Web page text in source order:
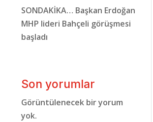
SONDAKİKA… Başkan Erdoğan
MHP lideri Bahçeli görüşmesi
başladı
Son yorumlar
Görüntülenecek bir yorum
yok.